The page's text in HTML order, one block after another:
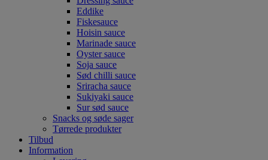
Eddike
Fiskesauce
Hoisin sauce
Marinade sauce
Oyster sauce
Soja sauce
Sød chilli sauce
Sriracha sauce
Sukiyaki sauce
Sur sød sauce
Snacks og søde sager
Tørrede produkter
Tilbud
Information